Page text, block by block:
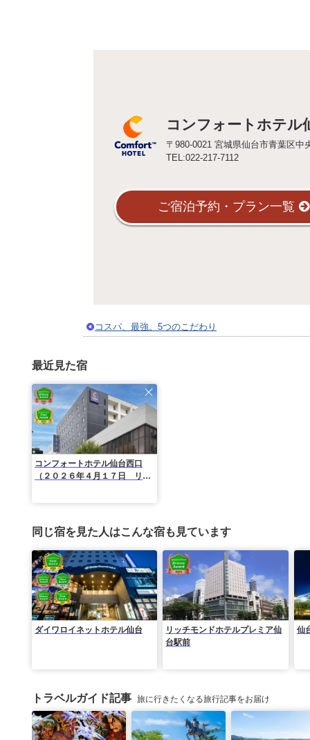
コンフォートホテル
〒980-0021 宮城県仙台市青葉区中
TEL:022-217-7112
ご宿泊予約・プラン一覧
コスパ、最強。5つのこだわり
最近見た宿
コンフォートホテル仙台西口
（２０２６年４月１７日 リニ
同じ宿を見た人はこんな宿も見ています
ダイワロイネットホテル仙台
リッチモンドホテルプレミア仙
台駅前
仙
トラベルガイド記事 旅に行きたくなる旅行記事をお届け